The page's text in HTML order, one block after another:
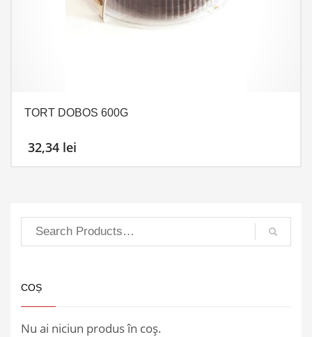
TORT DOBOS 600G
32,34 lei
COȘ
Nu ai niciun produs în coș.